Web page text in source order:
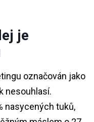
je
označován jako
nesouhlasí.
nasycených tuků,